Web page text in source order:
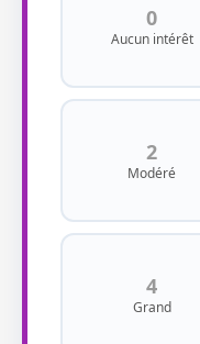
0
Aucun intérêt
2
Modéré
4
Grand